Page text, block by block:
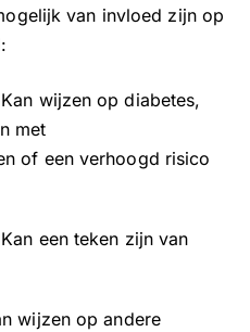
van invloed zijn op
Kan wijzen op diabetes,
met
of een verhoogd risico
Kan een teken zijn van
wijzen op andere